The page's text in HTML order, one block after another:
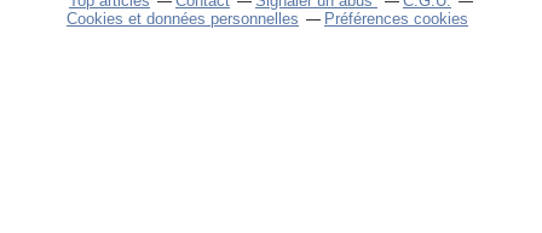
Cookies et données personnelles
Préférences cookies